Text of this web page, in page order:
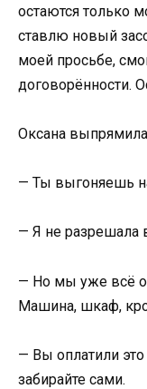
остаются только
ставлю новый
моей просьбе,
договорённости.
Оксана
— Ты выгоняешь
— Я не разрешала
— Но мы уже всё
Машина, шкаф,
— Вы оплатили это
забирайте сами.